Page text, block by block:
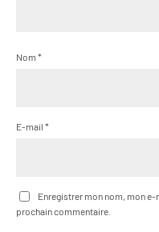
Nom *
E-mail *
Enregistrer mon nom, mon
prochain commentaire.